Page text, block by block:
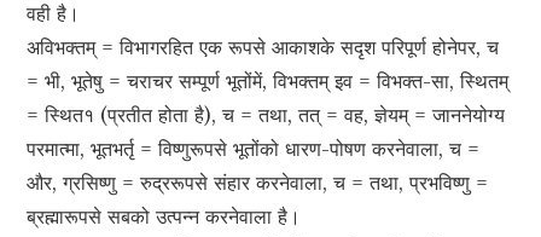
वही है।
अविभक्तम् = विभागरहित एक रूपसे आकाशके सदृश परिपूर्ण होनेपर, च
= भी, भूतेषु = चराचर सम्पूर्ण भूतोंमें, विभक्तम् इव = विभक्त-सा, स्थितम्
= स्थित१ (प्रतीत होता है), च = तथा, तत् = वह, ज्ञेयम् = जाननेयोग्य
परमात्मा, भूतभर्तृ = विष्णुरूपसे भूतोंको धारण-पोषण करनेवाला, च =
और, ग्रसिष्णु = रुद्ररूपसे संहार करनेवाला, च = तथा, प्रभविष्णु =
ब्रह्मारूपसे सबको उत्पन्न करनेवाला है।